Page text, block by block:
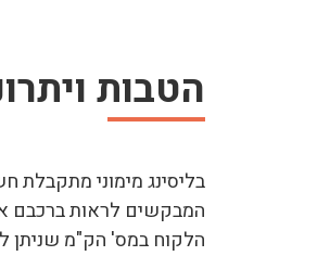
הטבות
בליסינג מימוני מתקבלת
המבקשים לראות ברכבם
הלקוח במס' הק"מ שניתן